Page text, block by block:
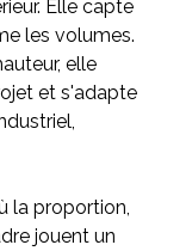
Elle capte
les volumes.
elle
et s'adapte
la proportion,
jouent un